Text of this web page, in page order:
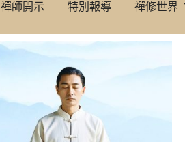
禪師開示 特別報導 禪修世界